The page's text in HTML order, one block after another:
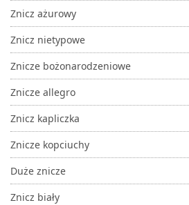
Znicz ażurowy
Znicz nietypowe
Znicze bożonarodzeniowe
Znicze allegro
Znicz kapliczka
Znicze kopciuchy
Duże znicze
Znicz biały